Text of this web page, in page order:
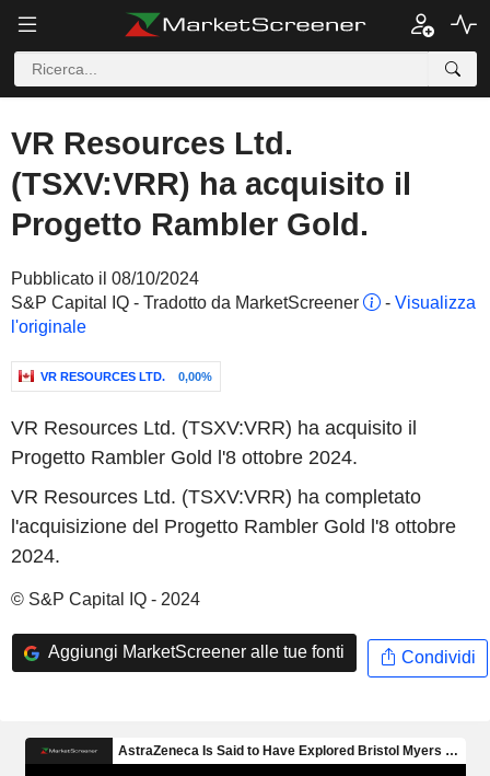
VR Resources Ltd.
(TSXV:VRR) ha acquisito il
Progetto Rambler Gold.
Pubblicato il 08/10/2024
S&P Capital IQ - Tradotto da MarketScreener
- Visualizza
l'originale
VR RESOURCES LTD. 0,00%
VR Resources Ltd. (TSXV:VRR) ha acquisito il
Progetto Rambler Gold l'8 ottobre 2024.
VR Resources Ltd. (TSXV:VRR) ha completato
l'acquisizione del Progetto Rambler Gold l'8 ottobre
2024.
© S&P Capital IQ - 2024
Aggiungi MarketScreener alle tue fonti Condividi